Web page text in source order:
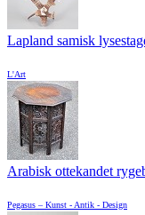
Lapland samisk
L'Art
Arabisk ottekandet
Pegasus – Kunst - Antik - Design